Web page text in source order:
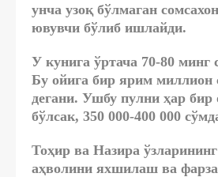
унча узоқ бўлмаган
ювувчи бўлиб ишлайди.
У кунига ўртача 70-80
Бу ойига бир ярим миллион
дегани. Ушбу пулни ҳар бир
бўлсак, 350 000-400 000
Тоҳир ва Назира
аҳволини яхшилаш ва